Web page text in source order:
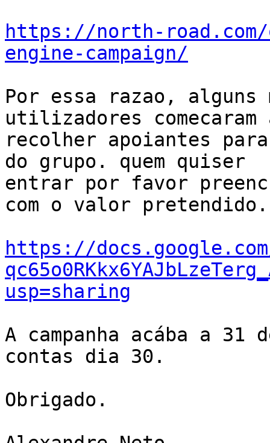
https://north-
engine-campaign/
Por essa razao, alguns
utilizadores comecaram
recolher apoiantes
do grupo. quem quiser
entrar por favor
com o valor pretendido.
https://
usp=sharing
A campanha acába a 31
contas dia 30.
Obrigado.